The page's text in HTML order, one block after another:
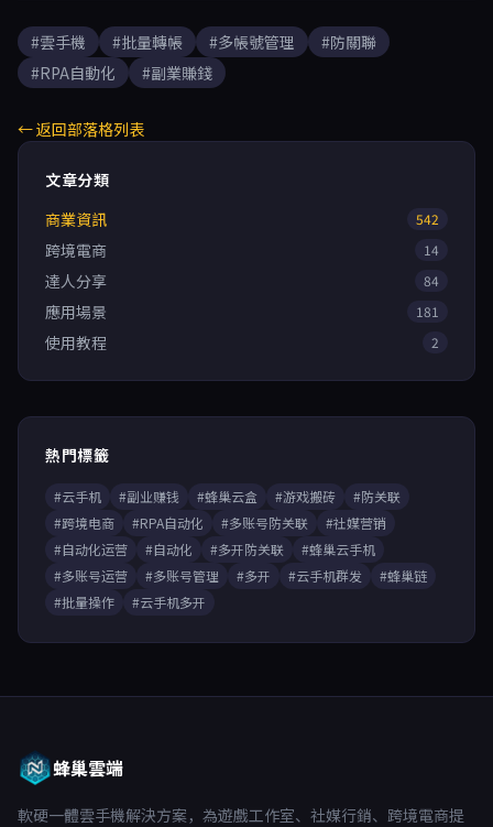
#雲手機 #批量轉帳 #多帳號管理
#防關聯
#RPA自動化
#副業賺錢
← 返回部落格列表
文章分類
商業資訊
542
跨境電商 14
達人分享 84
應用場景 181
使用教程 2
熱門標籤
#云手机 #副业赚钱 #蜂巢云盒 #游戏搬砖
#防关联
#跨境电商
#RPA自动化 #多账号防关联
#社媒营销
#自动化运营
#自动化 #多开防关联
#蜂巢云手机
#多账号运营
#多账号管理 #多开 #云手机群发
#蜂巢链
#批量操作
#云手机多开
蜂巢雲端
軟硬一體雲手機解決方案，為遊戲工作室、社媒行銷、跨境電商提